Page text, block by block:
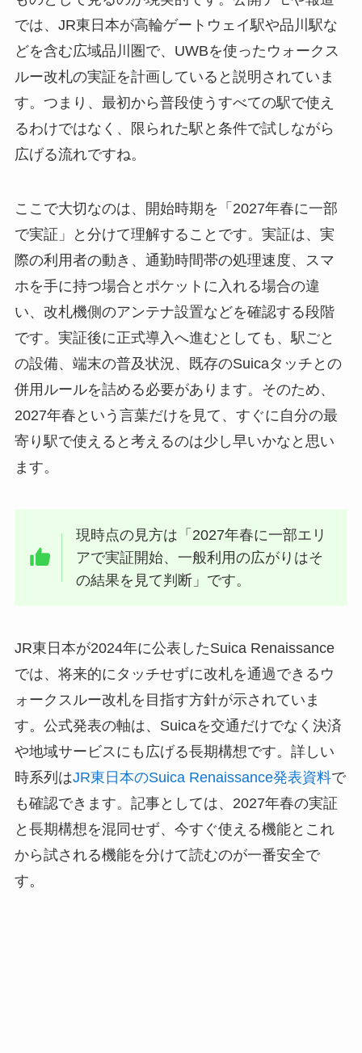
では、JR東日本が高輪ゲートウェイ駅や品川駅な
どを含む広域品川圏で、UWBを使ったウォークス
ルー改札の実証を計画していると説明されていま
す。つまり、最初から普段使うすべての駅で使え
るわけではなく、限られた駅と条件で試しながら
広げる流れですね。
ここで大切なのは、開始時期を「2027年春に一部
で実証」と分けて理解することです。実証は、実
際の利用者の動き、通勤時間帯の処理速度、スマ
ホを手に持つ場合とポケットに入れる場合の違
い、改札機側のアンテナ設置などを確認する段階
です。実証後に正式導入へ進むとしても、駅ごと
の設備、端末の普及状況、既存のSuicaタッチとの
併用ルールを詰める必要があります。そのため、
2027年春という言葉だけを見て、すぐに自分の最
寄り駅で使えると考えるのは少し早いかなと思い
ます。
現時点の見方は「2027年春に一部エリ
アで実証開始、一般利用の広がりはそ
の結果を見て判断」です。
JR東日本が2024年に公表したSuica Renaissance
では、将来的にタッチせずに改札を通過できるウ
ォークスルー改札を目指す方針が示されていま
す。公式発表の軸は、Suicaを交通だけでなく決済
や地域サービスにも広げる長期構想です。詳しい
時系列はJR東日本のSuica Renaissance発表資料で
も確認できます。記事としては、2027年春の実証
と長期構想を混同せず、今すぐ使える機能とこれ
から試される機能を分けて読むのが一番安全で
す。